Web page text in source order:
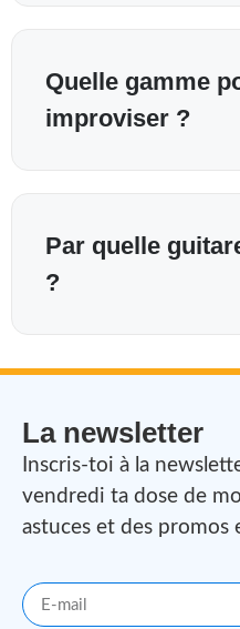
Quelle gamme
improviser ?
Par quelle
?
La newsletter
Inscris-toi à la
vendredi ta dose de
astuces et des promos